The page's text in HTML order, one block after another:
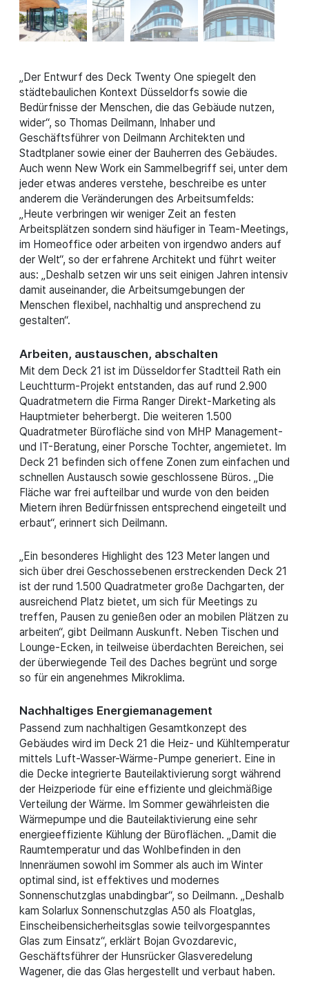
„Der Entwurf des Deck Twenty One spiegelt den
städtebaulichen Kontext Düsseldorfs sowie die
Bedürfnisse der Menschen, die das Gebäude nutzen,
wider“, so Thomas Deilmann, Inhaber und
Geschäftsführer von Deilmann Architekten und
Stadtplaner sowie einer der Bauherren des Gebäudes.
Auch wenn New Work ein Sammelbegriff sei, unter dem
jeder etwas anderes verstehe, beschreibe es unter
anderem die Veränderungen des Arbeitsumfelds:
„Heute verbringen wir weniger Zeit an festen
Arbeitsplätzen sondern sind häufiger in Team-Meetings,
im Homeoffice oder arbeiten von irgendwo anders auf
der Welt“, so der erfahrene Architekt und führt weiter
aus: „Deshalb setzen wir uns seit einigen Jahren intensiv
damit auseinander, die Arbeitsumgebungen der
Menschen flexibel, nachhaltig und ansprechend zu
gestalten“.
Arbeiten, austauschen, abschalten
Mit dem Deck 21 ist im Düsseldorfer Stadtteil Rath ein
Leuchtturm-Projekt entstanden, das auf rund 2.900
Quadratmetern die Firma Ranger Direkt-Marketing als
Hauptmieter beherbergt. Die weiteren 1.500
Quadratmeter Bürofläche sind von MHP Management-
und IT-Beratung, einer Porsche Tochter, angemietet. Im
Deck 21 befinden sich offene Zonen zum einfachen und
schnellen Austausch sowie geschlossene Büros. „Die
Fläche war frei aufteilbar und wurde von den beiden
Mietern ihren Bedürfnissen entsprechend eingeteilt und
erbaut“, erinnert sich Deilmann.
„Ein besonderes Highlight des 123 Meter langen und
sich über drei Geschossebenen erstreckenden Deck 21
ist der rund 1.500 Quadratmeter große Dachgarten, der
ausreichend Platz bietet, um sich für Meetings zu
treffen, Pausen zu genießen oder an mobilen Plätzen zu
arbeiten“, gibt Deilmann Auskunft. Neben Tischen und
Lounge-Ecken, in teilweise überdachten Bereichen, sei
der überwiegende Teil des Daches begrünt und sorge
so für ein angenehmes Mikroklima.
Nachhaltiges Energiemanagement
Passend zum nachhaltigen Gesamtkonzept des
Gebäudes wird im Deck 21 die Heiz- und Kühltemperatur
mittels Luft-Wasser-Wärme-Pumpe generiert. Eine in
die Decke integrierte Bauteilaktivierung sorgt während
der Heizperiode für eine effiziente und gleichmäßige
Verteilung der Wärme. Im Sommer gewährleisten die
Wärmepumpe und die Bauteilaktivierung eine sehr
energieeffiziente Kühlung der Büroflächen. „Damit die
Raumtemperatur und das Wohlbefinden in den
Innenräumen sowohl im Sommer als auch im Winter
optimal sind, ist effektives und modernes
Sonnenschutzglas unabdingbar“, so Deilmann. „Deshalb
kam Solarlux Sonnenschutzglas A50 als Floatglas,
Einscheibensicherheitsglas sowie teilvorgespanntes
Glas zum Einsatz“, erklärt Bojan Gvozdarevic,
Geschäftsführer der Hunsrücker Glasveredelung
Wagener, die das Glas hergestellt und verbaut haben.